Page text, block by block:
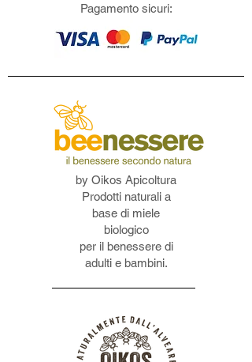
Pagamento sicuri:
by Oikos Apicoltura
Prodotti naturali a
base di miele
biologico
per il benessere di
adulti e bambini.